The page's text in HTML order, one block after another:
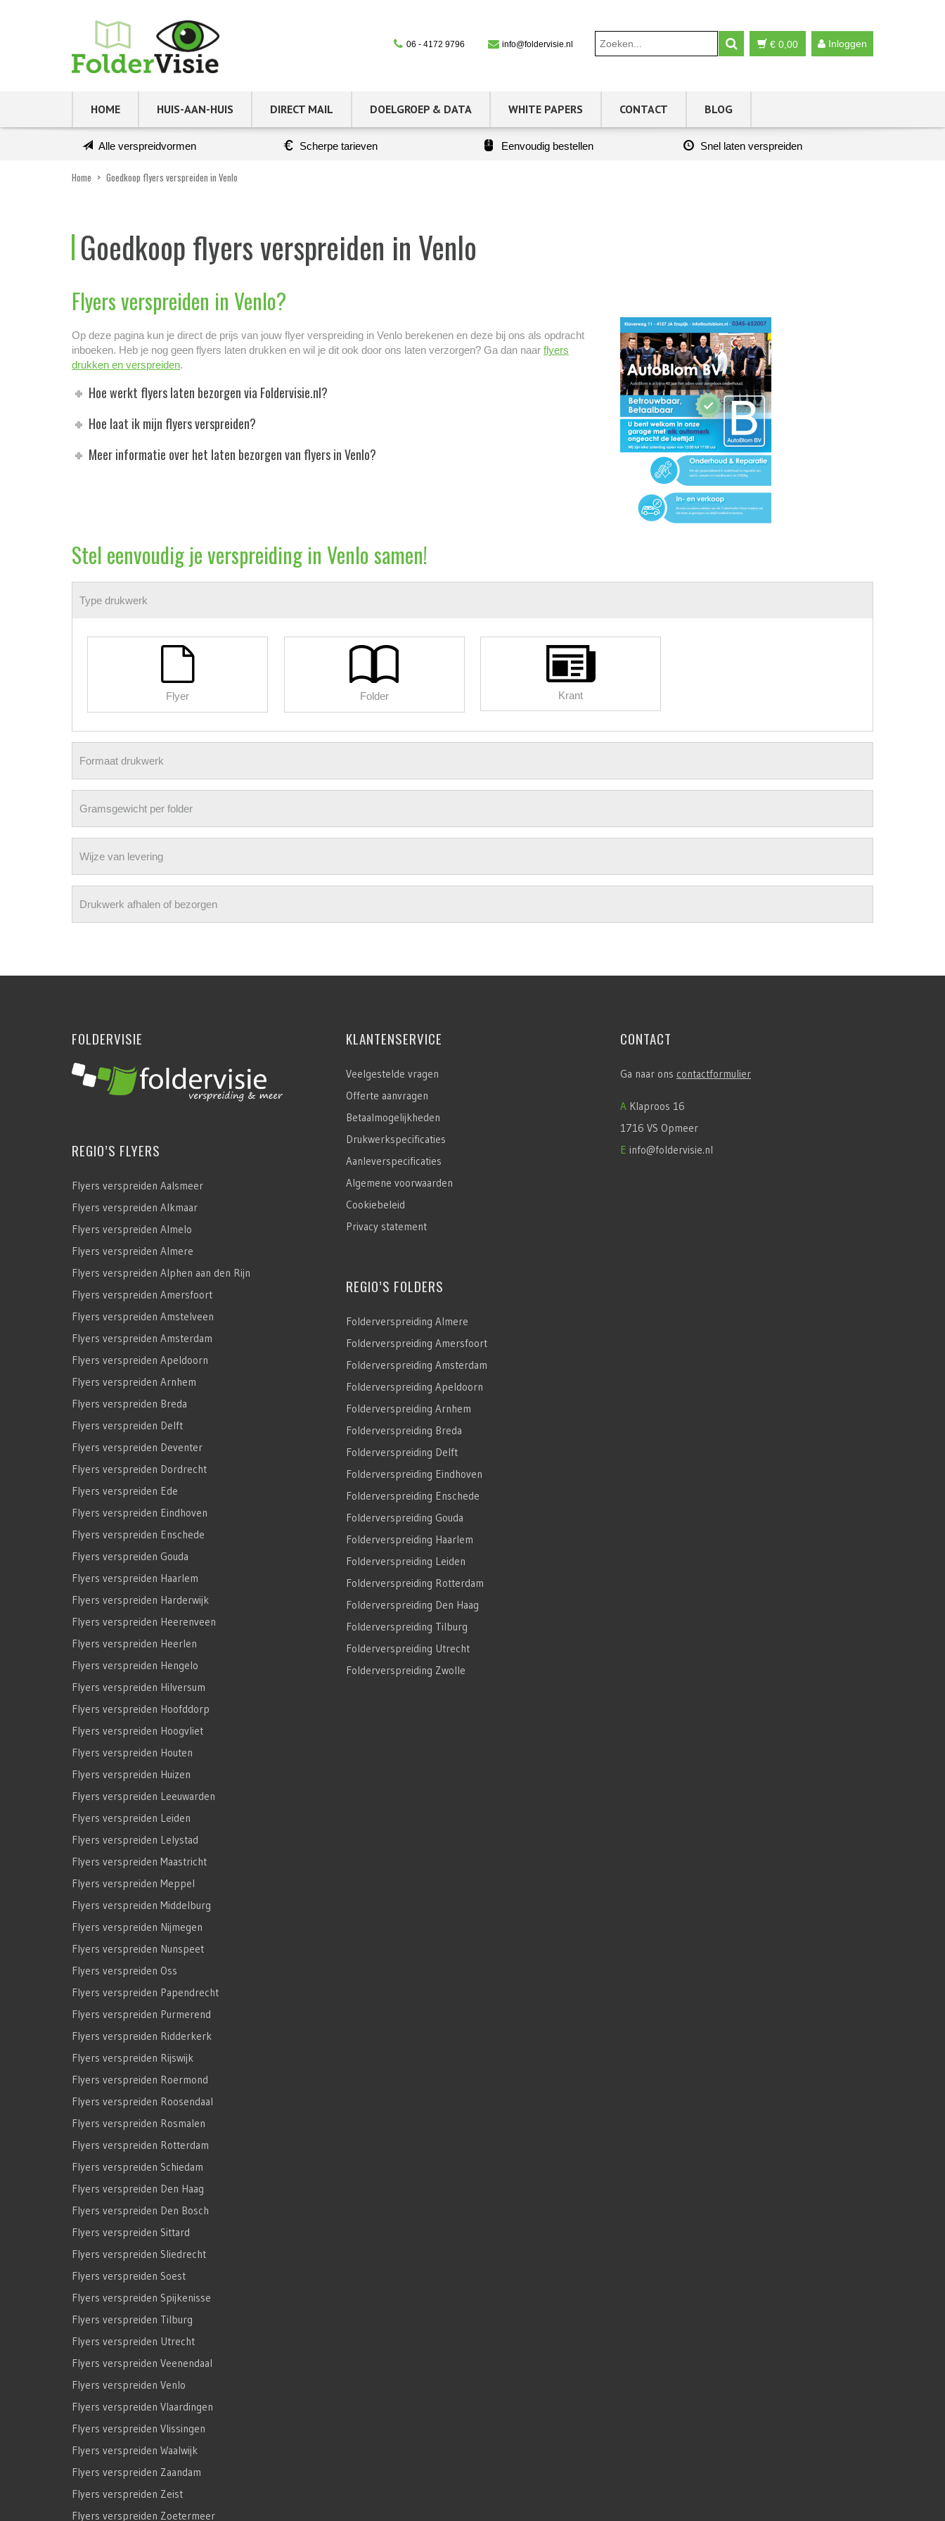
Inloggen
€ 0,00
06 - 4172 9796 info@foldervisie.nl
HOME HUIS-AAN-HUIS DIRECT MAIL DOELGROEP & DATA WHITE PAPERS CONTACT BLOG
Alle verspreidvormen Scherpe tarieven Eenvoudig bestellen Snel laten verspreiden
Home > Goedkoop flyers verspreiden in Venlo
Goedkoop flyers verspreiden in Venlo
Flyers verspreiden in Venlo?
Op deze pagina kun je direct de prijs van jouw flyer verspreiding in Venlo berekenen en deze bij ons als opdracht
inboeken. Heb je nog geen flyers laten drukken en wil je dit ook door ons laten verzorgen? Ga dan naar flyers
drukken en verspreiden.
Hoe werkt flyers laten bezorgen via Foldervisie.nl?
Hoe laat ik mijn flyers verspreiden?
Meer informatie over het laten bezorgen van flyers in Venlo?
Stel eenvoudig je verspreiding in Venlo samen!
Type drukwerk
Flyer Folder Krant
Formaat drukwerk
Gramsgewicht per folder
Wijze van levering
Drukwerk afhalen of bezorgen
FOLDERVISIE
REGIO’S FLYERS
Flyers verspreiden Aalsmeer
Flyers verspreiden Alkmaar
Flyers verspreiden Almelo
Flyers verspreiden Almere
Flyers verspreiden Alphen aan den Rijn
Flyers verspreiden Amersfoort
Flyers verspreiden Amstelveen
Flyers verspreiden Amsterdam
Flyers verspreiden Apeldoorn
Flyers verspreiden Arnhem
Flyers verspreiden Breda
Flyers verspreiden Delft
Flyers verspreiden Deventer
Flyers verspreiden Dordrecht
Flyers verspreiden Ede
Flyers verspreiden Eindhoven
Flyers verspreiden Enschede
Flyers verspreiden Gouda
Flyers verspreiden Haarlem
Flyers verspreiden Harderwijk
Flyers verspreiden Heerenveen
Flyers verspreiden Heerlen
Flyers verspreiden Hengelo
Flyers verspreiden Hilversum
Flyers verspreiden Hoofddorp
Flyers verspreiden Hoogvliet
Flyers verspreiden Houten
Flyers verspreiden Huizen
Flyers verspreiden Leeuwarden
Flyers verspreiden Leiden
Flyers verspreiden Lelystad
Flyers verspreiden Maastricht
Flyers verspreiden Meppel
Flyers verspreiden Middelburg
Flyers verspreiden Nijmegen
Flyers verspreiden Nunspeet
Flyers verspreiden Oss
Flyers verspreiden Papendrecht
Flyers verspreiden Purmerend
Flyers verspreiden Ridderkerk
Flyers verspreiden Rijswijk
Flyers verspreiden Roermond
Flyers verspreiden Roosendaal
Flyers verspreiden Rosmalen
Flyers verspreiden Rotterdam
Flyers verspreiden Schiedam
Flyers verspreiden Den Haag
Flyers verspreiden Den Bosch
Flyers verspreiden Sittard
Flyers verspreiden Sliedrecht
Flyers verspreiden Soest
Flyers verspreiden Spijkenisse
Flyers verspreiden Tilburg
Flyers verspreiden Utrecht
Flyers verspreiden Veenendaal
Flyers verspreiden Venlo
Flyers verspreiden Vlaardingen
Flyers verspreiden Vlissingen
Flyers verspreiden Waalwijk
Flyers verspreiden Zaandam
Flyers verspreiden Zeist
Flyers verspreiden Zoetermeer
KLANTENSERVICE
Veelgestelde vragen
Offerte aanvragen
Betaalmogelijkheden
Drukwerkspecificaties
Aanleverspecificaties
Algemene voorwaarden
Cookiebeleid
Privacy statement
REGIO’S FOLDERS
Folderverspreiding Almere
Folderverspreiding Amersfoort
Folderverspreiding Amsterdam
Folderverspreiding Apeldoorn
Folderverspreiding Arnhem
Folderverspreiding Breda
Folderverspreiding Delft
Folderverspreiding Eindhoven
Folderverspreiding Enschede
Folderverspreiding Gouda
Folderverspreiding Haarlem
Folderverspreiding Leiden
Folderverspreiding Rotterdam
Folderverspreiding Den Haag
Folderverspreiding Tilburg
Folderverspreiding Utrecht
Folderverspreiding Zwolle
CONTACT
Ga naar ons contactformulier
A Klaproos 16
1716 VS Opmeer
E info@foldervisie.nl